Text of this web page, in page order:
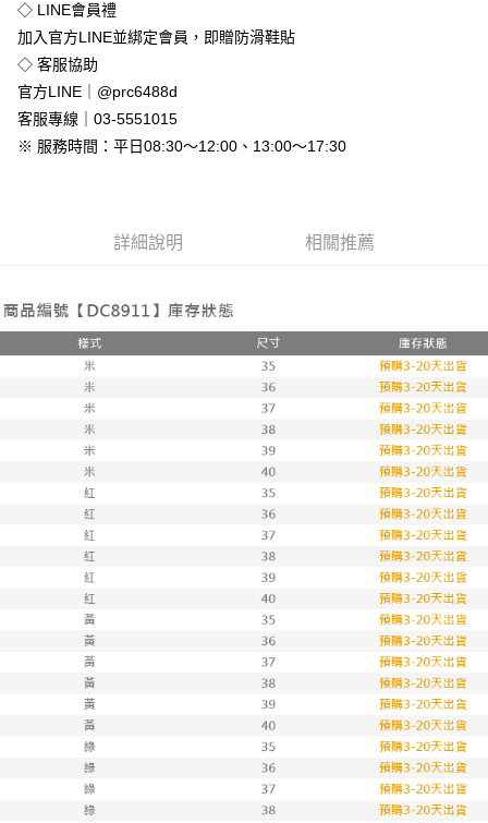
全家付款取貨
免運費
付款後全家取貨
免運費
7-11付款取貨
每筆NT$90，滿NT$999(含以上)免運費
離島郵局配送
每筆NT$90，滿NT$999(含以上)免運費
【宇迅國際】限一般住址，不支援智能櫃 查看運費
◇ LINE會員禮
加入官方LINE並綁定會員，即贈防滑鞋貼
◇ 客服協助
官方LINE｜@prc6488d
客服專線｜03-5551015
※ 服務時間：平日08:30～12:00、13:00～17:30
詳細說明 相關推薦